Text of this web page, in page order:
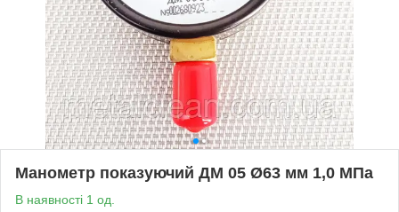
Манометр показуючий ДМ 05 Ø63 мм 1,0 МПа
В наявності 1 од.